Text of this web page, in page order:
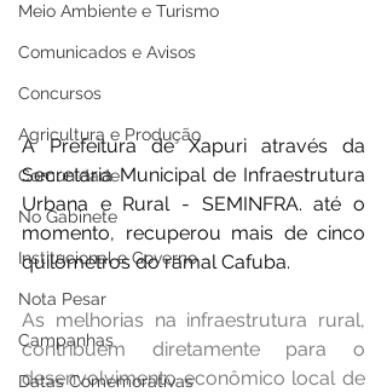
Meio Ambiente e Turismo
Comunicados e Avisos
Concursos
Agricultura e Produção
Comunidade
No Gabinete
Institucional e Governo
Nota Pesar
Campanhas
Datas Comemorativas
A Prefeitura de Xapuri através da
Secretaria Municipal de Infraestrutura
Urbana e Rural - SEMINFRA. até o
momento, recuperou mais de cinco
quilômetros do ramal Cafuba.
As melhorias na infraestrutura rural,
contribuem diretamente para o
desenvolvimento econômico local de